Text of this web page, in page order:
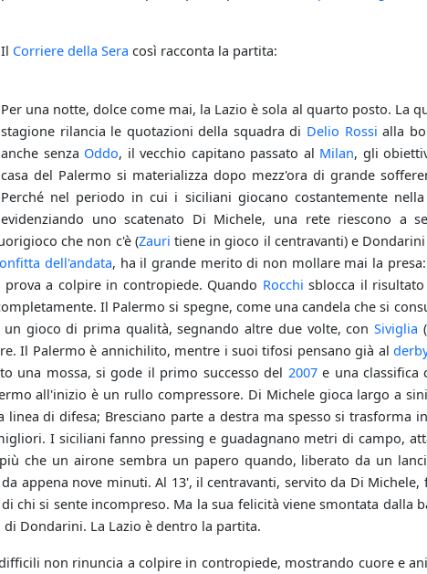
Il Corriere della Sera così racconta la partita:
Per una notte, dolce come mai, la Lazio è sola al quarto posto. La
stagione rilancia le quotazioni della squadra di Delio Rossi alla
anche senza Oddo, il vecchio capitano passato al Milan, gli
casa del Palermo si materializza dopo mezz'ora di grande
Perché nel periodo in cui i siciliani giocano costantemente
evidenziando uno scatenato Di Michele, una rete riescono a
che non c'è (Zauri tiene in gioco il centravanti) e
dell'andata, ha il grande merito di non mollare mai la
a colpire in contropiede. Quando Rocchi sblocca il
Il Palermo si spegne, come una candela che si
gioco di prima qualità, segnando altre due volte, conSiviglia
Il Palermo è annichilito, mentre i suoi tifosi pensano già al
una mossa, si gode il primo successo del 2007e una classifica
all'inizio è un rullo compressore. Di Michele gioca largo a
linea di difesa; Bresciano parte a destra ma spesso si trasforma
I siciliani fanno pressing e guadagnano metri di campo,
che un airone sembra un papero quando, liberato da un
da appena nove minuti. Al 13', il centravanti, servito da Di
chi si sente incompreso. Ma la sua felicità viene smontata dalla
Dondarini. La Lazio è dentro la partita.
non rinuncia a colpire in contropiede, mostrando cuore e